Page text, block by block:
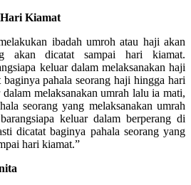
Kiamat
ibadah umroh atau haji akan
akan dicatat sampai hari kiamat.
keluar dalam melaksanakan haji
pahala seorang haji hingga hari
melaksanakan umrah lalu ia mati,
seorang yang melaksanakan umrah
keluar dalam berperang di
dicatat baginya pahala seorang yang
hari kiamat.”